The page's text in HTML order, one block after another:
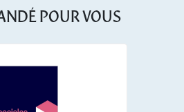
POUR VOUS